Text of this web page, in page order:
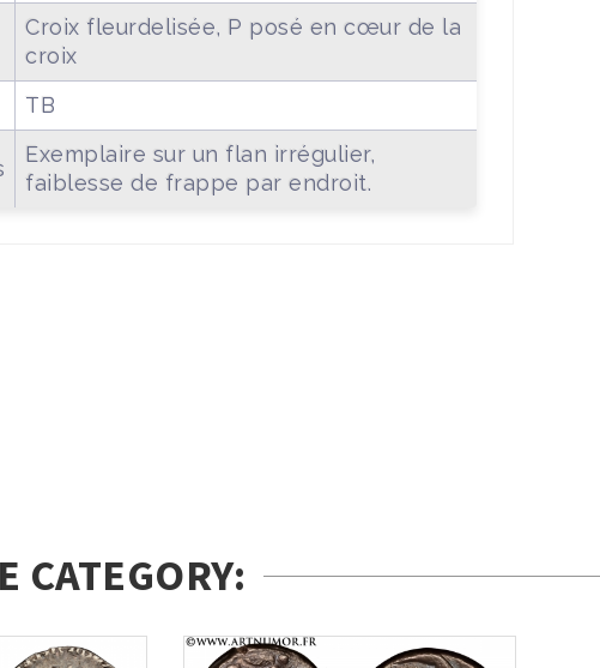
Croix fleurdelisée, P posé en cœur de la
croix
TB
Exemplaire sur un flan irrégulier,
faiblesse de frappe par endroit.
CATEGORY: